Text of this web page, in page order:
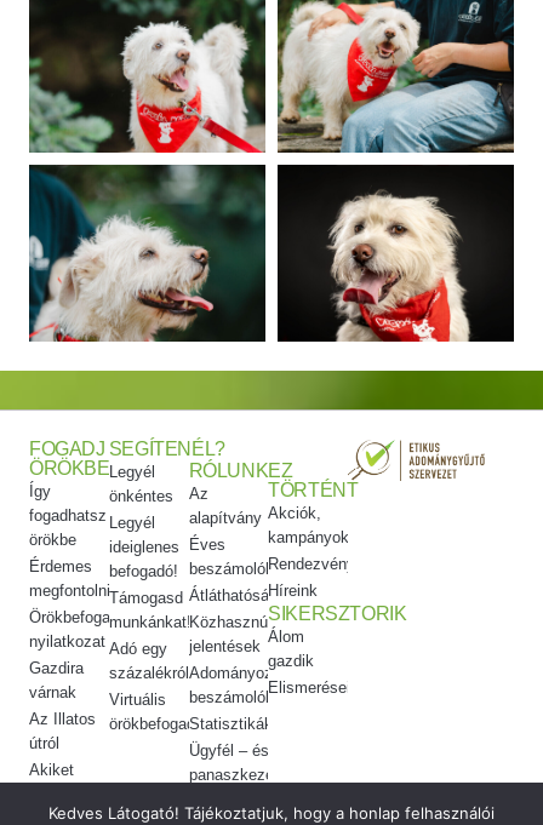
FOGADJ
ÖRÖKBE
Így
fogadhatsz
örökbe
Érdemes
megfontolni
Örökbefogadói
nyilatkozat
Gazdira
várnak
Az Illatos
útról
Akiket
adtunk
SEGÍTENÉL?
Legyél
önkéntes
Legyél
ideiglenes
befogadó!
Támogasd
munkánkat!
Adó egy
százalékról
Virtuális
örökbefogadás
RÓLUNK
Az
alapítvány
Éves
beszámolók
Átláthatóság
Közhasznúsági
jelentések
Adományozási
beszámolók
Statisztikák
Ügyfél – és
panaszkezelés
Etikai
EZ
TÖRTÉNT
Akciók,
kampányok
Rendezvényeink
Híreink
SIKERSZTORIK
Álom
gazdik
Elismeréseink
Kedves Látogató! Tájékoztatjuk, hogy a honlap felhasználói